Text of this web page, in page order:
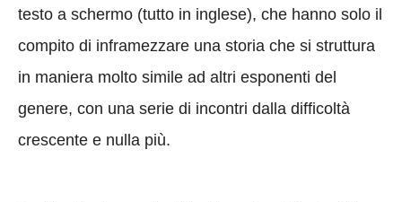
testo a schermo (tutto in inglese), che hanno solo il
compito di inframezzare una storia che si struttura
in maniera molto simile ad altri esponenti del
genere, con una serie di incontri dalla difficoltà
crescente e nulla più.